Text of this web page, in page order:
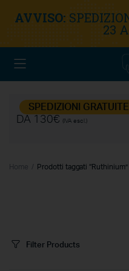
AVVISO:
23
SPEDIZIONI GRATUITE
DA 130€
(IVA escl.)
Home Prodotti taggati “Ruthinium”
Filter Products